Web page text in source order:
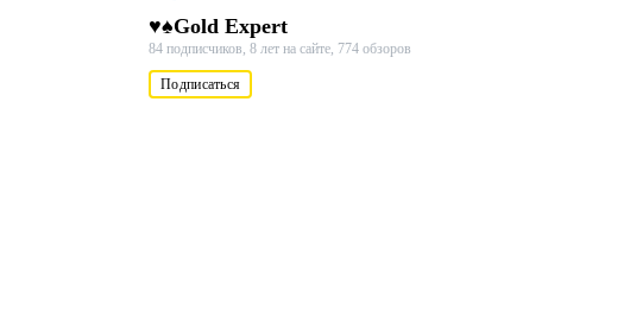
♥♠Gold Expert
84 подписчиков, 8 лет на сайте, 774 обзоров
Подписаться